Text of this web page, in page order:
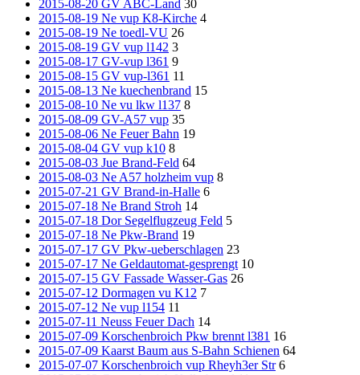
2015-08-20 GV ABC-Land 30
2015-08-19 Ne vup K8-Kirche 4
2015-08-19 Ne toedl-VU 26
2015-08-19 GV vup l142 3
2015-08-17 GV-vup l361 9
2015-08-15 GV vup-l361 11
2015-08-13 Ne kuechenbrand 15
2015-08-10 Ne vu lkw l137 8
2015-08-09 GV-A57 vup 35
2015-08-06 Ne Feuer Bahn 19
2015-08-04 GV vup k10 8
2015-08-03 Jue Brand-Feld 64
2015-08-03 Ne A57 holzheim vup 8
2015-07-21 GV Brand-in-Halle 6
2015-07-18 Ne Brand Stroh 14
2015-07-18 Dor Segelflugzeug Feld 5
2015-07-18 Ne Pkw-Brand 19
2015-07-17 GV Pkw-ueberschlagen 23
2015-07-17 Ne Geldautomat-gesprengt 10
2015-07-15 GV Fassade Wasser-Gas 26
2015-07-12 Dormagen vu K12 7
2015-07-12 Ne vup l154 11
2015-07-11 Neuss Feuer Dach 14
2015-07-09 Korschenbroich Pkw brennt l381 16
2015-07-09 Kaarst Baum aus S-Bahn Schienen 64
2015-07-07 Korschenbroich vup Rheyh3er Str 6